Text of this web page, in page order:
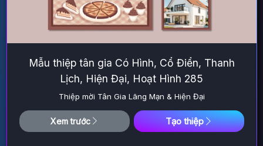
Mẫu thiệp tân gia Có Hình, Cổ Điển, Thanh
Lịch, Hiện Đại, Hoạt Hình 285
Thiệp mời Tân Gia Lãng Mạn & Hiện Đại
Xem trước Tạo thiệp